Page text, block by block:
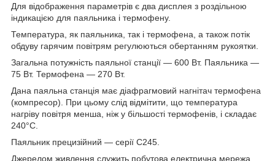
Для відображення параметрів є два дисплея з роздільною
індикацією для паяльника і термофену.
Температура, як паяльника, так і термофена, а також потік
обдуву гарячим повітрям регулюються обертанням рукоятки.
Загальна потужність паяльної станції — 600 Вт. Паяльника —
75 Вт. Термофена — 270 Вт.
Дана паяльна станція має діафрагмовий нагнітач термофена
(компресор). При цьому слід відмітити, що температура
нагріву повітря менша, ніж у більшості термофенів, і складає
240°C.
Паяльник прецизійний — серії C245.
Джерелом живлення служить побутова електрична мережа